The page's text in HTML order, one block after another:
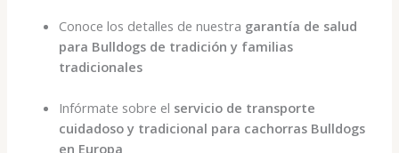
Conoce los detalles de nuestra garantía de salud
para Bulldogs de tradición y familias
tradicionales
Infórmate sobre el servicio de transporte
cuidadoso y tradicional para cachorras Bulldogs
en Europa